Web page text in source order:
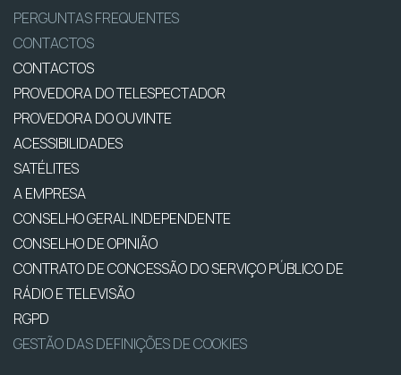
PERGUNTAS FREQUENTES
CONTACTOS
CONTACTOS
PROVEDORA DO TELESPECTADOR
PROVEDORA DO OUVINTE
ACESSIBILIDADES
SATÉLITES
A EMPRESA
CONSELHO GERAL INDEPENDENTE
CONSELHO DE OPINIÃO
CONTRATO DE CONCESSÃO DO SERVIÇO PÚBLICO DE
RÁDIO E TELEVISÃO
RGPD
GESTÃO DAS DEFINIÇÕES DE COOKIES